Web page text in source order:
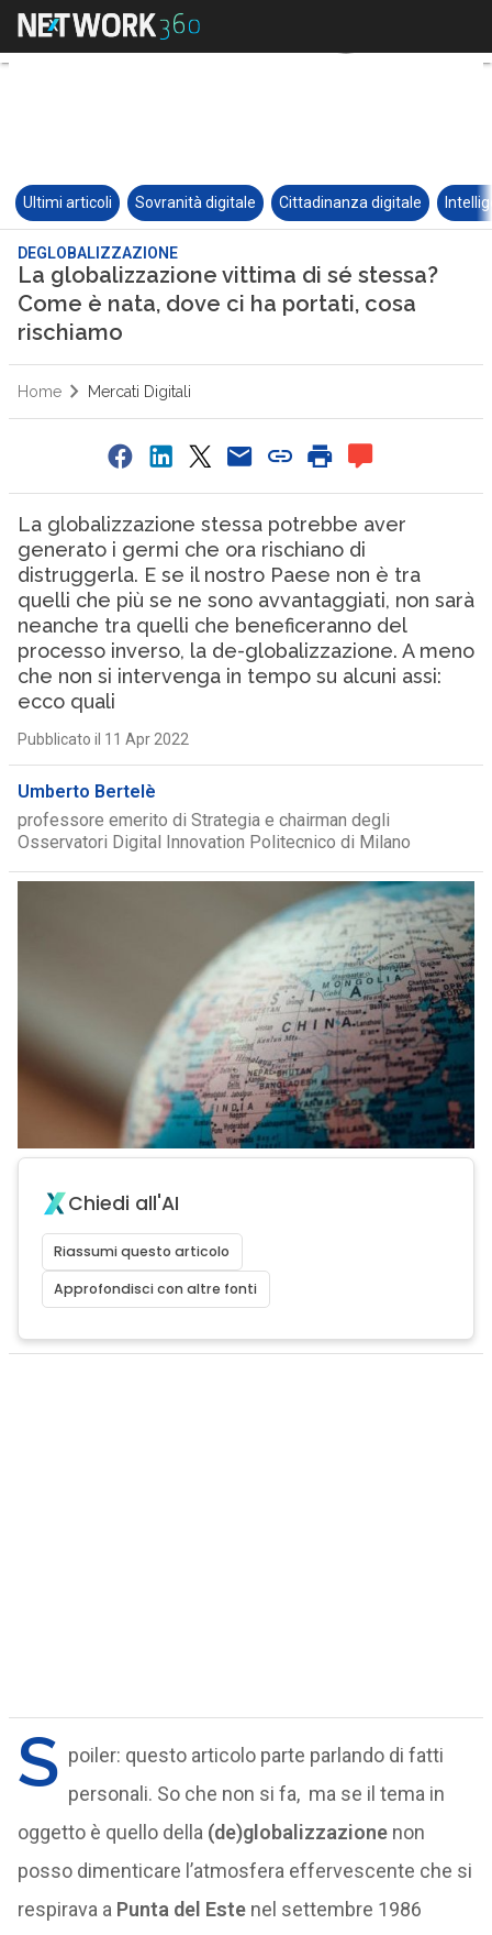
Ultimi articoli Sovranità digitale Cittadinanza digitale
DEGLOBALIZZAZIONE
La globalizzazione vittima di sé stessa?
Come è nata, dove ci ha portati, cosa
rischiamo
Home Mercati Digitali
La globalizzazione stessa potrebbe aver
generato i germi che ora rischiano di
distruggerla. E se il nostro Paese non è tra
quelli che più se ne sono avvantaggiati, non sarà
neanche tra quelli che beneficeranno del
processo inverso, la de-globalizzazione. A meno
che non si intervenga in tempo su alcuni assi:
ecco quali
Pubblicato il 11 Apr 2022
Umberto Bertelè
professore emerito di Strategia e chairman degli
Osservatori Digital Innovation Politecnico di Milano
Chiedi all'AI
Riassumi questo articolo
Approfondisci con altre fonti
S poiler: questo articolo parte parlando di fatti
personali. So che non si fa, ma se il tema in
oggetto è quello della (de)globalizzazionenon
posso dimenticare l’atmosfera effervescente che si
respirava a Punta del Estenel settembre 1986